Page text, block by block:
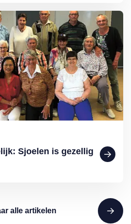
Sjoelen is gezellig
Mogelijk: Sjoelen is gezellig en
alle artikelen